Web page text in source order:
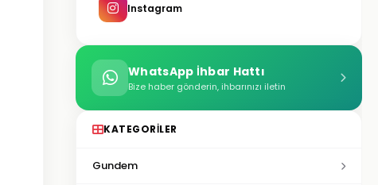
Instagram
WhatsApp İhbar Hattı
Bize haber gönderin, ihbarınızı iletin
KATEGORILER
Gundem